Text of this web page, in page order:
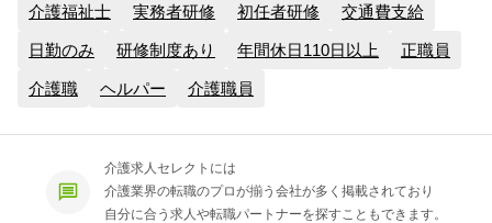
介護福祉士 実務者研修 初任者研修 交通費支給
日勤のみ 研修制度あり 年間休日110日以上 正職員
介護職 ヘルパー 介護職員
介護求人セレクトには
介護業界の転職のプロが揃う会社が多く掲載されており
自分に合う求人や転職パートナーを探すこともできます。